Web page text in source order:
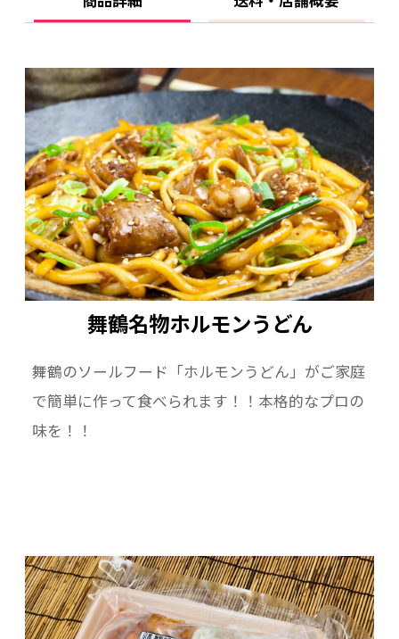
舞鶴名物ホルモンうどん
舞鶴のソールフード「ホルモンうどん」がご家庭
で簡単に作って食べられます！！本格的なプロの
味を！！